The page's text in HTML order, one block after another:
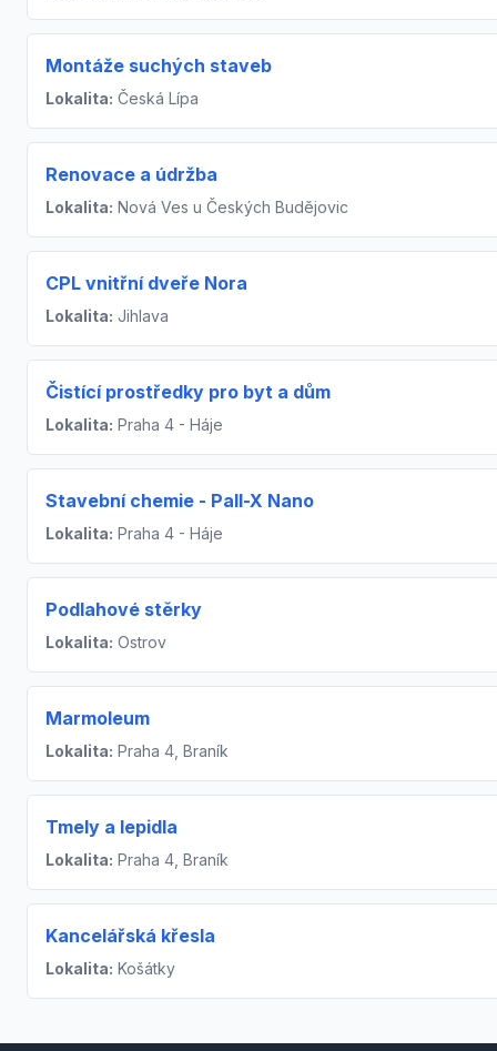
Montáže suchých staveb
Lokalita: Česká Lípa
Renovace a údržba
Lokalita: Nová Ves u Českých Budějovic
CPL vnitřní dveře Nora
Lokalita: Jihlava
Čistící prostředky pro byt a dům
Lokalita: Praha 4 - Háje
Stavební chemie - Pall-X Nano
Lokalita: Praha 4 - Háje
Podlahové stěrky
Lokalita: Ostrov
Marmoleum
Lokalita: Praha 4, Braník
Tmely a lepidla
Lokalita: Praha 4, Braník
Kancelářská křesla
Lokalita: Košátky